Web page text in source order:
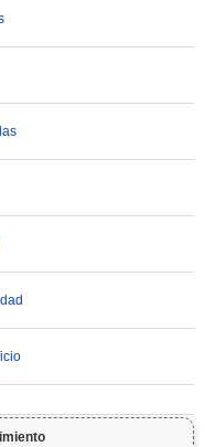
volátiles e implican un riesgo